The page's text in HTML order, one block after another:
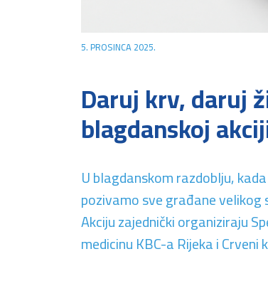
5. PROSINCA 2025.
Daruj krv, daruj
blagdanskoj
U blagdanskom razdoblju,
pozivamo sve građane
Akciju zajednički organiziraju
medicinu KBC-a Rijeka i Crveni